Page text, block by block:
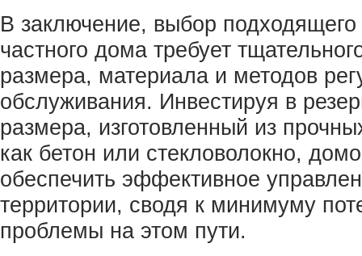
В заключение, выбор
частного дома требует
размера, материала и методов
обслуживания. Инвестируя в
размера, изготовленный из
как бетон или стекловолокно,
обеспечить эффективное
территории, сводя к минимуму
проблемы на этом пути.